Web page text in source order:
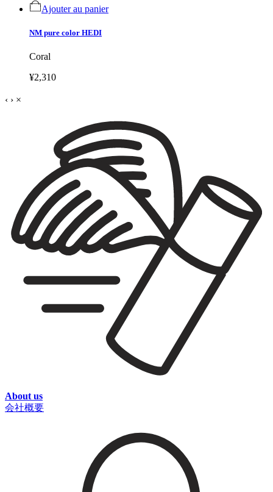
Ajouter au panier
NM pure color HEDI
Coral
¥2,310
‹ › ×
About us
会社概要